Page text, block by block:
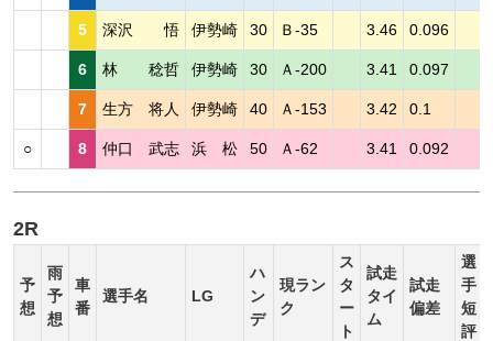
5 深沢 悟 伊勢崎 30 Ｂ-35 3.46 0.096
6 林 稔哲 伊勢崎 30 Ａ-200 3.41 0.097
7 生方 将人 伊勢崎 40 Ａ-153 3.42 0.1
○ 8 仲口 武志 浜 松 50 Ａ-62 3.41 0.092
2R
予
想
雨
予
想
車
番
選手名 LG
ハ
ン
デ
現ラン
ク
ス
タ
ー
ト
試走
タイ
ム
試走
偏差
選
手
短
評